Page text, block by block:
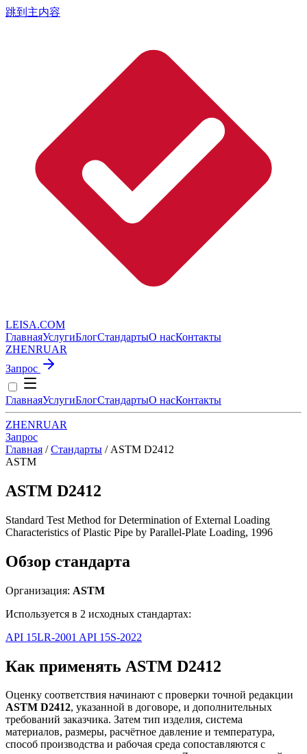
跳到主内容
LEISA.COM
ГлавнаяУслугиБлогСтандартыО насКонтакты
ZHENRUAR
Запрос
ГлавнаяУслугиБлогСтандартыО насКонтакты
ZHENRUAR
Запрос
Главная / Стандарты / ASTM D2412
ASTM
ASTM D2412
Standard Test Method for Determination of External Loading
Characteristics of Plastic Pipe by Parallel-Plate Loading, 1996
Обзор стандарта
Организация: ASTM
Используется в 2 исходных стандартах:
API 15LR-2001 API 15S-2022
Как применять ASTM D2412
Оценку соответствия начинают с проверки точной редакции
ASTM D2412, указанной в договоре, и дополнительных
требований заказчика. Затем тип изделия, система
материалов, размеры, расчётное давление и температура,
способ производства и рабочая среда сопоставляются с